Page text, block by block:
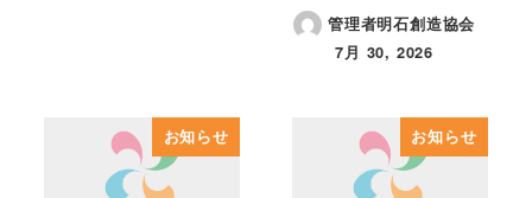
管理者明石創造協会
投稿日
7月 30, 2026
お知らせ お知らせ